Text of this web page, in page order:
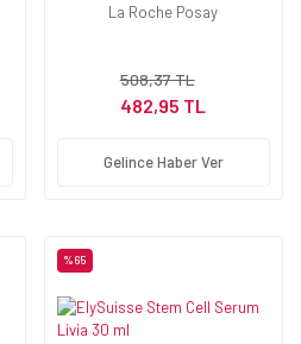
La Roche Posay
508,37 TL
482,95 TL
Gelince Haber Ver
%65